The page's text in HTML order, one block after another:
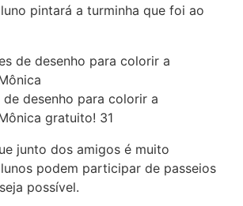
pintará a turminha que foi ao
de desenho para colorir a
gratuito! 31
junto dos amigos é muito
podem participar de passeios
possível.